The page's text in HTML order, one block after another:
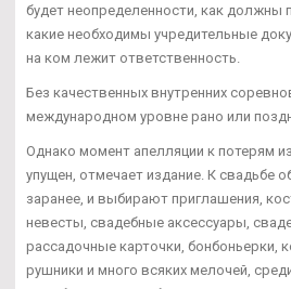
будет неопределенности, как должны
какие необходимы учредительные
на ком лежит ответственность.
Без качественных внутренних
международном уровне рано или
Однако момент апелляции к потерям
упущен, отмечает издание. К свадьбе
заранее, и выбирают приглашения,
невесты, свадебные аксессуары,
рассадочные карточки, бонбоньерки,
рушники и много всяких мелочей,